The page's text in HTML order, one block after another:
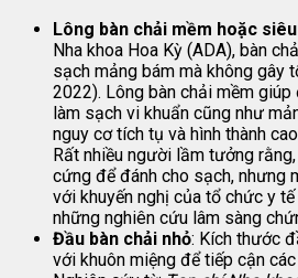
Lông bàn chải mềm hoặc
Nha khoa Hoa Kỳ (ADA), bàn
sạch mảng bám mà không gây
2022). Lông bàn chải mềm
làm sạch vi khuẩn cũng như
nguy cơ tích tụ và hình thành
Rất nhiều người lầm tưởng
cứng để đánh cho sạch, nhưng
với khuyến nghị của tổ chức y
những nghiên cứu lâm sàng
Đầu bàn chải nhỏ: Kích thước
với khuôn miệng để tiếp cận